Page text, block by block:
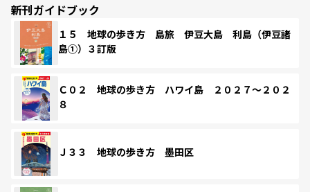
新刊ガイドブック
１５ 地球の歩き方 島旅 伊豆大島 利島（伊豆諸
島①）３訂版
Ｃ０２ 地球の歩き方 ハワイ島 ２０２７～２０２
８
Ｊ３３ 地球の歩き方 墨田区